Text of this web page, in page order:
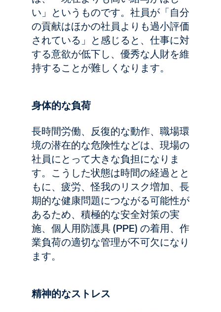
い」というものです。社員が「自分
の貢献はほかの社員よりも過小評価
されている」と感じると、仕事に対
する意欲が低下し、優秀な人財を維
持することが難しくなります。
身体的な負荷
長時間労働、反復的な動作、職場環
境の潜在的な危険性などは、現場の
社員にとって大きな負担になりま
す。こうした状態は時間の経過とと
もに、疲労、怪我のリスク増加、長
期的な健康問題につながる可能性が
あるため、積極的な安全対策の実
施、個人用防護具 (PPE) の着用、作
業負荷の適切な管理が不可欠になり
ます。
精神的なストレス